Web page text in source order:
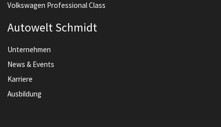
Volkswagen Professional Class
Autowelt Schmidt
Unternehmen
News & Events
Karriere
Ausbildung